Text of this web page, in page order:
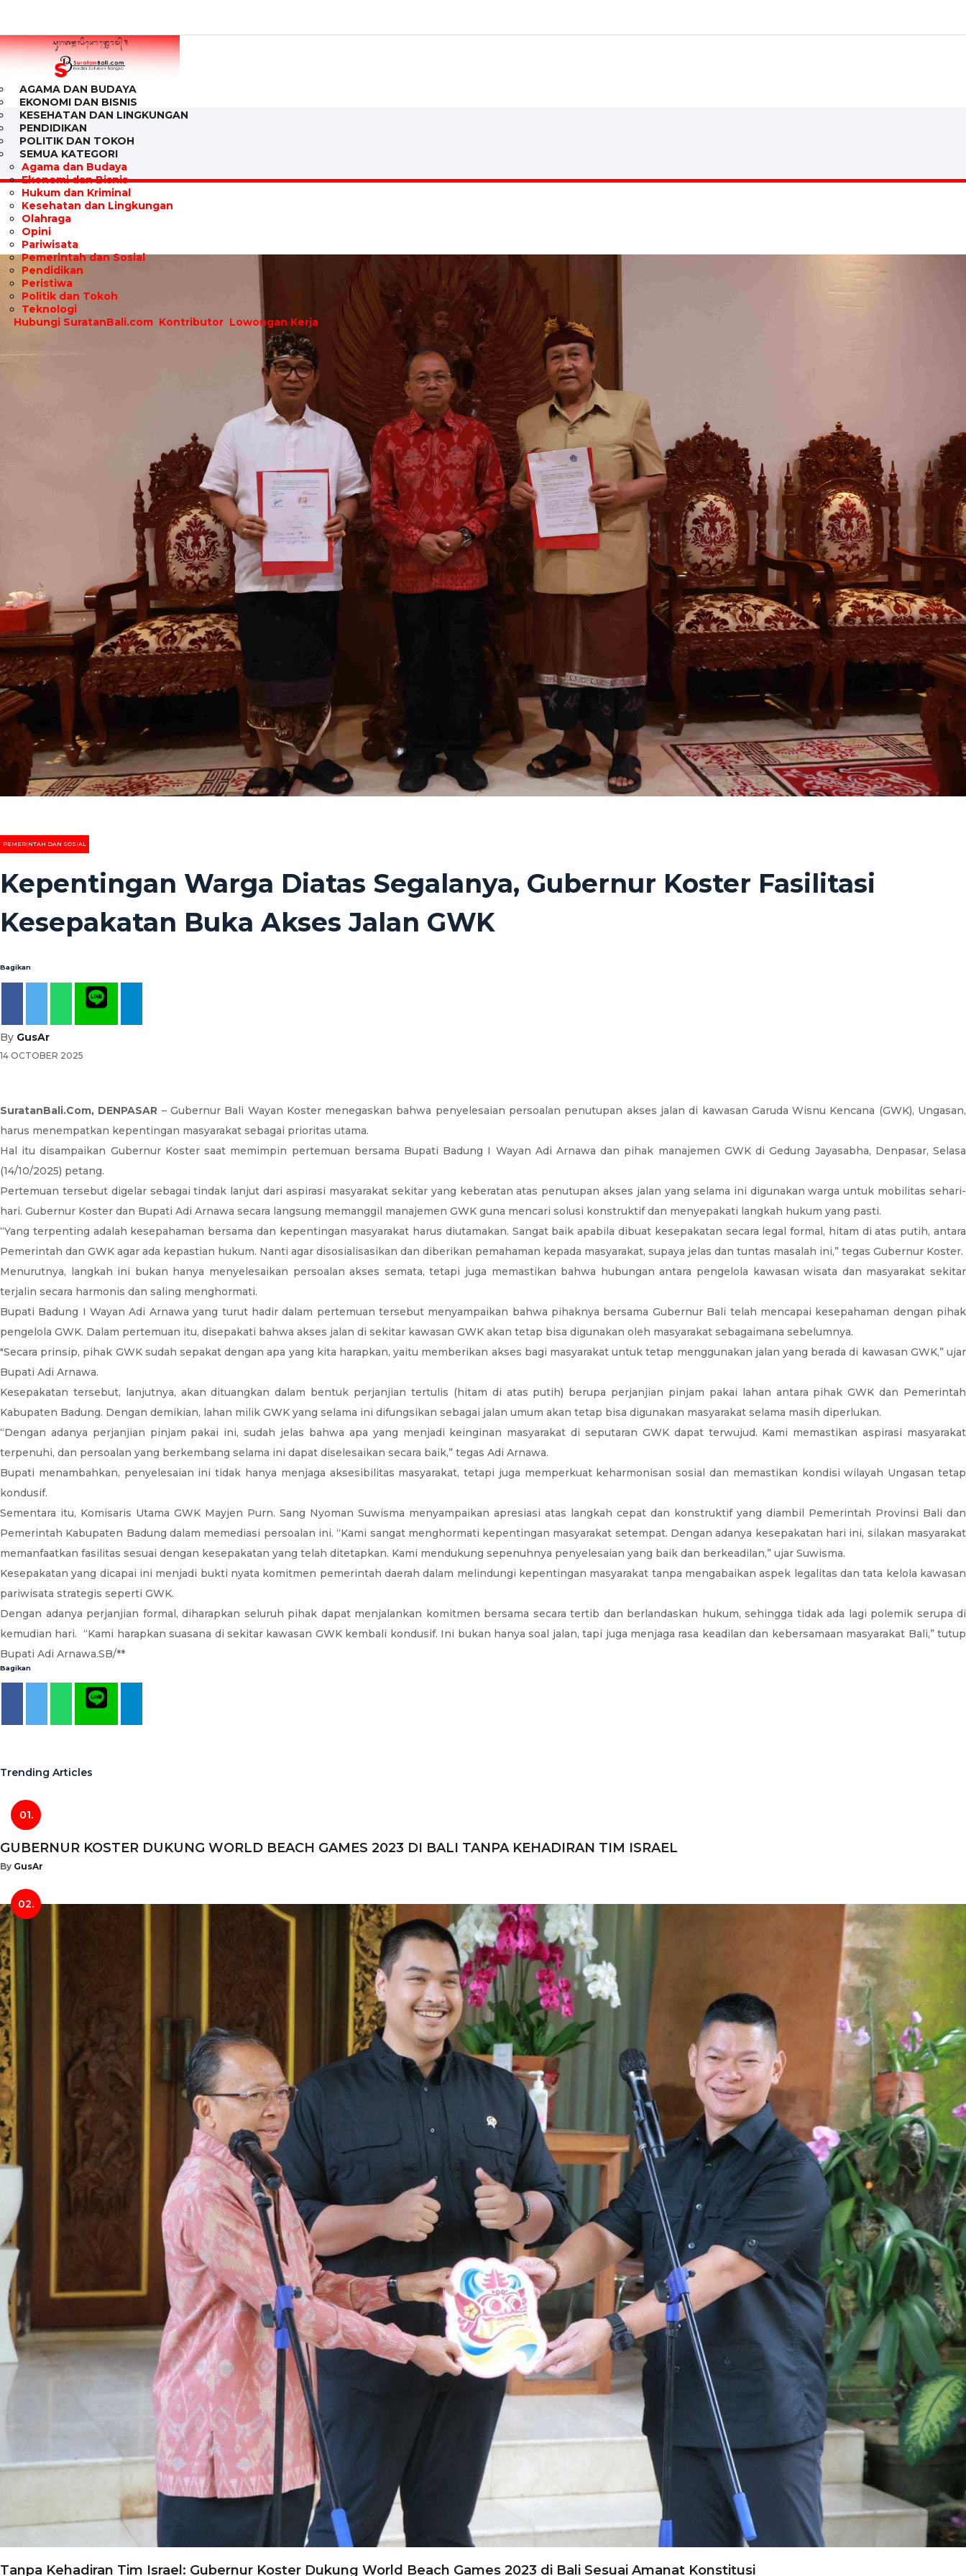
AGAMA DAN BUDAYA
EKONOMI DAN BISNIS
KESEHATAN DAN LINGKUNGAN
PENDIDIKAN
POLITIK DAN TOKOH
SEMUA KATEGORI
Agama dan Budaya
Ekonomi dan Bisnis
Hukum dan Kriminal
Kesehatan dan Lingkungan
Olahraga
Opini
Pariwisata
Pemerintah dan Sosial
Pendidikan
Peristiwa
Politik dan Tokoh
Teknologi
Hubungi SuratanBali.com Kontributor Lowongan Kerja
PEMERINTAH DAN SOSIAL
Kepentingan Warga Diatas Segalanya, Gubernur Koster Fasilitasi
Kesepakatan Buka Akses Jalan GWK
Bagikan
By GusAr
14 OCTOBER 2025
SuratanBali.Com, DENPASAR – Gubernur Bali Wayan Koster menegaskan bahwa penyelesaian persoalan penutupan akses jalan di kawasan Garuda Wisnu Kencana (GWK), Ungasan,
harus menempatkan kepentingan masyarakat sebagai prioritas utama.
Hal itu disampaikan Gubernur Koster saat memimpin pertemuan bersama Bupati Badung I Wayan Adi Arnawa dan pihak manajemen GWK di Gedung Jayasabha, Denpasar, Selasa
(14/10/2025) petang.
Pertemuan tersebut digelar sebagai tindak lanjut dari aspirasi masyarakat sekitar yang keberatan atas penutupan akses jalan yang selama ini digunakan warga untuk mobilitas sehari-
hari. Gubernur Koster dan Bupati Adi Arnawa secara langsung memanggil manajemen GWK guna mencari solusi konstruktif dan menyepakati langkah hukum yang pasti.
“Yang terpenting adalah kesepahaman bersama dan kepentingan masyarakat harus diutamakan. Sangat baik apabila dibuat kesepakatan secara legal formal, hitam di atas putih, antara
Pemerintah dan GWK agar ada kepastian hukum. Nanti agar disosialisasikan dan diberikan pemahaman kepada masyarakat, supaya jelas dan tuntas masalah ini,” tegas Gubernur Koster.
Menurutnya, langkah ini bukan hanya menyelesaikan persoalan akses semata, tetapi juga memastikan bahwa hubungan antara pengelola kawasan wisata dan masyarakat sekitar
terjalin secara harmonis dan saling menghormati.
Bupati Badung I Wayan Adi Arnawa yang turut hadir dalam pertemuan tersebut menyampaikan bahwa pihaknya bersama Gubernur Bali telah mencapai kesepahaman dengan pihak
pengelola GWK. Dalam pertemuan itu, disepakati bahwa akses jalan di sekitar kawasan GWK akan tetap bisa digunakan oleh masyarakat sebagaimana sebelumnya.
"Secara prinsip, pihak GWK sudah sepakat dengan apa yang kita harapkan, yaitu memberikan akses bagi masyarakat untuk tetap menggunakan jalan yang berada di kawasan GWK,” ujar
Bupati Adi Arnawa.
Kesepakatan tersebut, lanjutnya, akan dituangkan dalam bentuk perjanjian tertulis (hitam di atas putih) berupa perjanjian pinjam pakai lahan antara pihak GWK dan Pemerintah
Kabupaten Badung. Dengan demikian, lahan milik GWK yang selama ini difungsikan sebagai jalan umum akan tetap bisa digunakan masyarakat selama masih diperlukan.
“Dengan adanya perjanjian pinjam pakai ini, sudah jelas bahwa apa yang menjadi keinginan masyarakat di seputaran GWK dapat terwujud. Kami memastikan aspirasi masyarakat
terpenuhi, dan persoalan yang berkembang selama ini dapat diselesaikan secara baik,” tegas Adi Arnawa.
Bupati menambahkan, penyelesaian ini tidak hanya menjaga aksesibilitas masyarakat, tetapi juga memperkuat keharmonisan sosial dan memastikan kondisi wilayah Ungasan tetap
kondusif.
Sementara itu, Komisaris Utama GWK Mayjen Purn. Sang Nyoman Suwisma menyampaikan apresiasi atas langkah cepat dan konstruktif yang diambil Pemerintah Provinsi Bali dan
Pemerintah Kabupaten Badung dalam memediasi persoalan ini. “Kami sangat menghormati kepentingan masyarakat setempat. Dengan adanya kesepakatan hari ini, silakan masyarakat
memanfaatkan fasilitas sesuai dengan kesepakatan yang telah ditetapkan. Kami mendukung sepenuhnya penyelesaian yang baik dan berkeadilan,” ujar Suwisma.
Kesepakatan yang dicapai ini menjadi bukti nyata komitmen pemerintah daerah dalam melindungi kepentingan masyarakat tanpa mengabaikan aspek legalitas dan tata kelola kawasan
pariwisata strategis seperti GWK.
Dengan adanya perjanjian formal, diharapkan seluruh pihak dapat menjalankan komitmen bersama secara tertib dan berlandaskan hukum, sehingga tidak ada lagi polemik serupa di
kemudian hari. “Kami harapkan suasana di sekitar kawasan GWK kembali kondusif. Ini bukan hanya soal jalan, tapi juga menjaga rasa keadilan dan kebersamaan masyarakat Bali,” tutup
Bupati Adi Arnawa.SB/**
Bagikan
Trending Articles
01.
GUBERNUR KOSTER DUKUNG WORLD BEACH GAMES 2023 DI BALI TANPA KEHADIRAN TIM ISRAEL
By GusAr
02.
Tanpa Kehadiran Tim Israel: Gubernur Koster Dukung World Beach Games 2023 di Bali Sesuai Amanat Konstitusi